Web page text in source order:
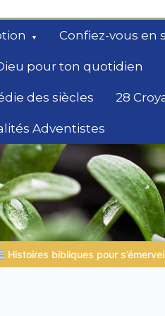
Confiez-vous en
pour ton quotidien
des siècles 28
Adventistes
un
| Job | Chap.39 –